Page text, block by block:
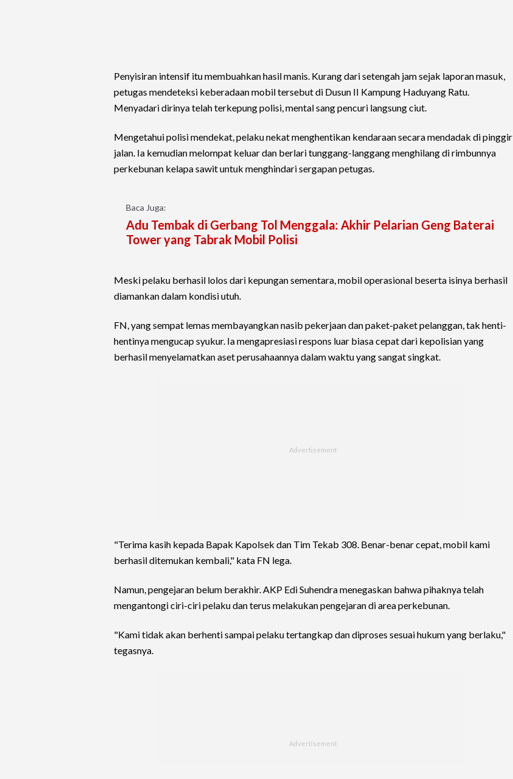
Penyisiran intensif itu membuahkan hasil manis. Kurang dari setengah jam sejak laporan masuk,
petugas mendeteksi keberadaan mobil tersebut di Dusun II Kampung Haduyang Ratu.
Menyadari dirinya telah terkepung polisi, mental sang pencuri langsung ciut.
Mengetahui polisi mendekat, pelaku nekat menghentikan kendaraan secara mendadak di pinggir
jalan. Ia kemudian melompat keluar dan berlari tunggang-langgang menghilang di rimbunnya
perkebunan kelapa sawit untuk menghindari sergapan petugas.
Baca Juga:
Adu Tembak di Gerbang Tol Menggala: Akhir Pelarian Geng Baterai
Tower yang Tabrak Mobil Polisi
Meski pelaku berhasil lolos dari kepungan sementara, mobil operasional beserta isinya berhasil
diamankan dalam kondisi utuh.
FN, yang sempat lemas membayangkan nasib pekerjaan dan paket-paket pelanggan, tak henti-
hentinya mengucap syukur. Ia mengapresiasi respons luar biasa cepat dari kepolisian yang
berhasil menyelamatkan aset perusahaannya dalam waktu yang sangat singkat.
"Terima kasih kepada Bapak Kapolsek dan Tim Tekab 308. Benar-benar cepat, mobil kami
berhasil ditemukan kembali," kata FN lega.
Namun, pengejaran belum berakhir. AKP Edi Suhendra menegaskan bahwa pihaknya telah
mengantongi ciri-ciri pelaku dan terus melakukan pengejaran di area perkebunan.
"Kami tidak akan berhenti sampai pelaku tertangkap dan diproses sesuai hukum yang berlaku,"
tegasnya.